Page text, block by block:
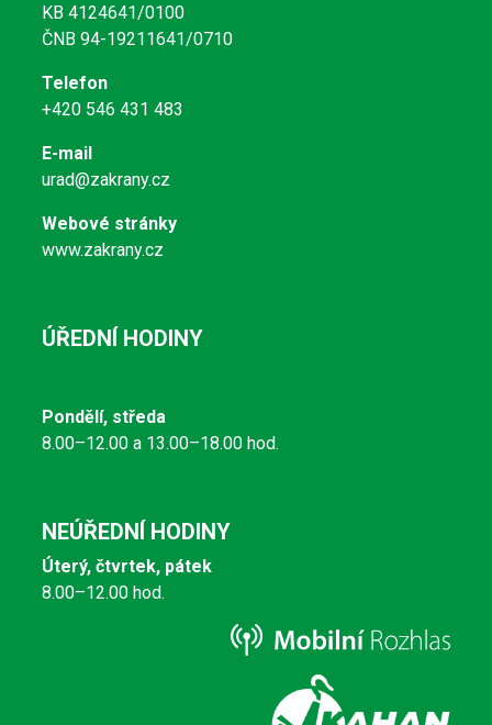
KB 4124641/0100
ČNB 94-19211641/0710
Telefon
+420 546 431 483
E-mail
urad@zakrany.cz
Webové stránky
www.zakrany.cz
ÚŘEDNÍ HODINY
Pondělí, středa
8.00–12.00 a 13.00–18.00 hod.
NEÚŘEDNÍ HODINY
Úterý, čtvrtek, pátek
8.00–12.00 hod.